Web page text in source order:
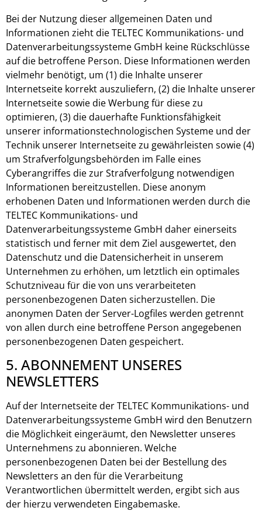
Bei der Nutzung dieser allgemeinen Daten und
Informationen zieht die TELTEC Kommunikations- und
Datenverarbeitungssysteme GmbH keine Rückschlüsse
auf die betroffene Person. Diese Informationen werden
vielmehr benötigt, um (1) die Inhalte unserer
Internetseite korrekt auszuliefern, (2) die Inhalte unserer
Internetseite sowie die Werbung für diese zu
optimieren, (3) die dauerhafte Funktionsfähigkeit
unserer informationstechnologischen Systeme und der
Technik unserer Internetseite zu gewährleisten sowie (4)
um Strafverfolgungsbehörden im Falle eines
Cyberangriffes die zur Strafverfolgung notwendigen
Informationen bereitzustellen. Diese anonym
erhobenen Daten und Informationen werden durch die
TELTEC Kommunikations- und
Datenverarbeitungssysteme GmbH daher einerseits
statistisch und ferner mit dem Ziel ausgewertet, den
Datenschutz und die Datensicherheit in unserem
Unternehmen zu erhöhen, um letztlich ein optimales
Schutzniveau für die von uns verarbeiteten
personenbezogenen Daten sicherzustellen. Die
anonymen Daten der Server-Logfiles werden getrennt
von allen durch eine betroffene Person angegebenen
personenbezogenen Daten gespeichert.
5. ABONNEMENT UNSERES
NEWSLETTERS
Auf der Internetseite der TELTEC Kommunikations- und
Datenverarbeitungssysteme GmbH wird den Benutzern
die Möglichkeit eingeräumt, den Newsletter unseres
Unternehmens zu abonnieren. Welche
personenbezogenen Daten bei der Bestellung des
Newsletters an den für die Verarbeitung
Verantwortlichen übermittelt werden, ergibt sich aus
der hierzu verwendeten Eingabemaske.